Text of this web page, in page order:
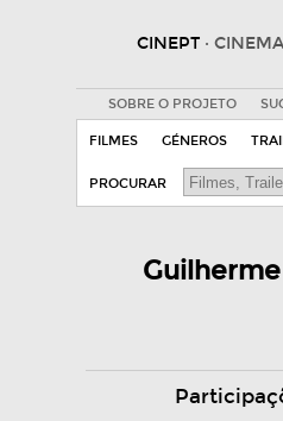
CINEPT ·
SOBRE O PROJETO
FILMES GÉNEROS
PROCURAR